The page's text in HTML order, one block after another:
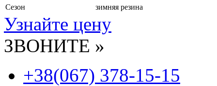
Сезон
зимняя резина
Узнайте цену
ЗВОНИТЕ »
+38(067) 378-15-15